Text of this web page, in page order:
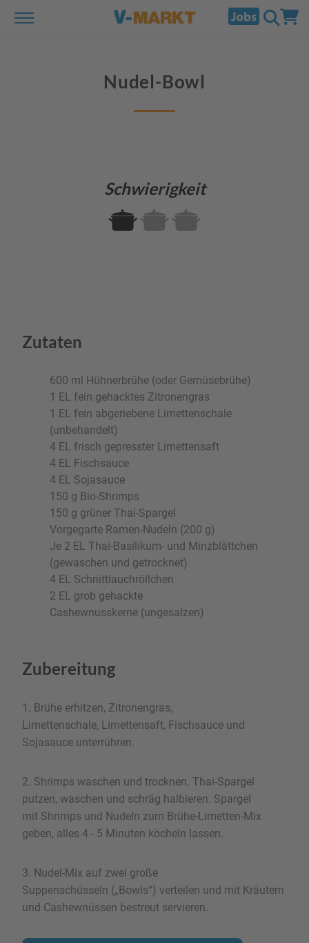
Nudel-Bowl
Schwierigkeit
Zutaten
600 ml Hühnerbrühe (oder Gemüsebrühe)
1 EL fein gehacktes Zitronengras
1 EL fein abgeriebene Limettenschale
(unbehandelt)
4 EL frisch gepresster Limettensaft
4 EL Fischsauce
4 EL Sojasauce
150 g Bio-Shrimps
150 g grüner Thai-Spargel
Vorgegarte Ramen-Nudeln (200 g)
Je 2 EL Thai-Basilikum- und Minzblättchen
(gewaschen und getrocknet)
4 EL Schnittlauchröllchen
2 EL grob gehackte
Cashewnusskerne (ungesalzen)
Zubereitung
1. Brühe erhitzen, Zitronengras,
Limettenschale, Limettensaft, Fischsauce und
Sojasauce unterrühren.
2. Shrimps waschen und trocknen. Thai-Spargel
putzen, waschen und schräg halbieren. Spargel
mit Shrimps und Nudeln zum Brühe-Limetten-Mix
geben, alles 4 - 5 Minuten köcheln lassen.
3. Nudel-Mix auf zwei große
Suppenschüsseln („Bowls“) verteilen und mit Kräutern
und Cashewnüssen bestreut servieren.